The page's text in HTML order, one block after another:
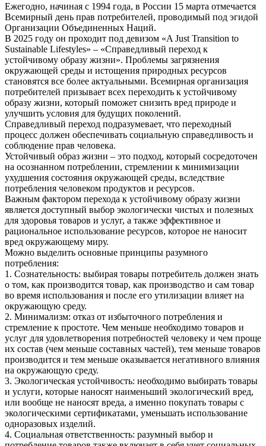
Ежегодно, начиная с 1994 года, в России 15 марта отмечается
Всемирный день прав потребителей, проводимый под эгидой
Организации Объединенных Наций.
В 2025 году он проходит под девизом «A Just Transition to
Sustainable Lifestyles» – «Справедливый переход к
устойчивому образу жизни». Проблемы загрязнения
окружающей среды и истощения природных ресурсов
становятся все более актуальными. Всемирная организация
потребителей призывает всех переходить к устойчивому
образу жизни, который поможет снизить вред природе и
улучшить условия для будущих поколений.
Справедливый переход подразумевает, что переходный
процесс должен обеспечивать социальную справедливость и
соблюдение прав человека.
Устойчивый образ жизни – это подход, который сосредоточен
на осознанном потреблении, стремлении к минимизации
ухудшения состояния окружающей среды, вследствие
потребления человеком продуктов и ресурсов.
Важным фактором перехода к устойчивому образу жизни
является доступный выбор экологически чистых и полезных
для здоровья товаров и услуг, а также эффективное и
рациональное использование ресурсов, которое не наносит
вред окружающему миру.
Можно выделить основные принципы разумного
потребления:
1. Сознательность: выбирая товары потребитель должен знать
о том, как производится товар, как производство и сам товар
во время использования и после его утилизации влияет на
окружающую среду.
2. Минимализм: отказ от избыточного потребления и
стремление к простоте. Чем меньше необходимо товаров и
услуг для удовлетворения потребностей человеку и чем проще
их состав (чем меньше составных частей), тем меньше товаров
производится и тем меньше оказывается негативного влияния
на окружающую среду.
3. Экологическая устойчивость: необходимо выбирать товары
и услуги, которые наносят наименьший экологический вред,
или вообще не наносят вреда, а именно покупать товары с
экологическими сертификатами, уменьшать использование
одноразовых изделий.
4. Социальная ответственность: разумный выбор и